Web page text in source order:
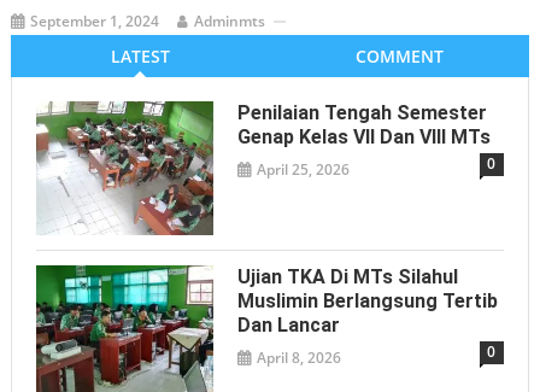
September 1, 2024 Adminmts
LATEST COMMENT
Penilaian Tengah Semester
Genap Kelas VII Dan VIII MTs
April 25, 2026 0
Ujian TKA Di MTs Silahul
Muslimin Berlangsung Tertib
Dan Lancar
April 8, 2026 0